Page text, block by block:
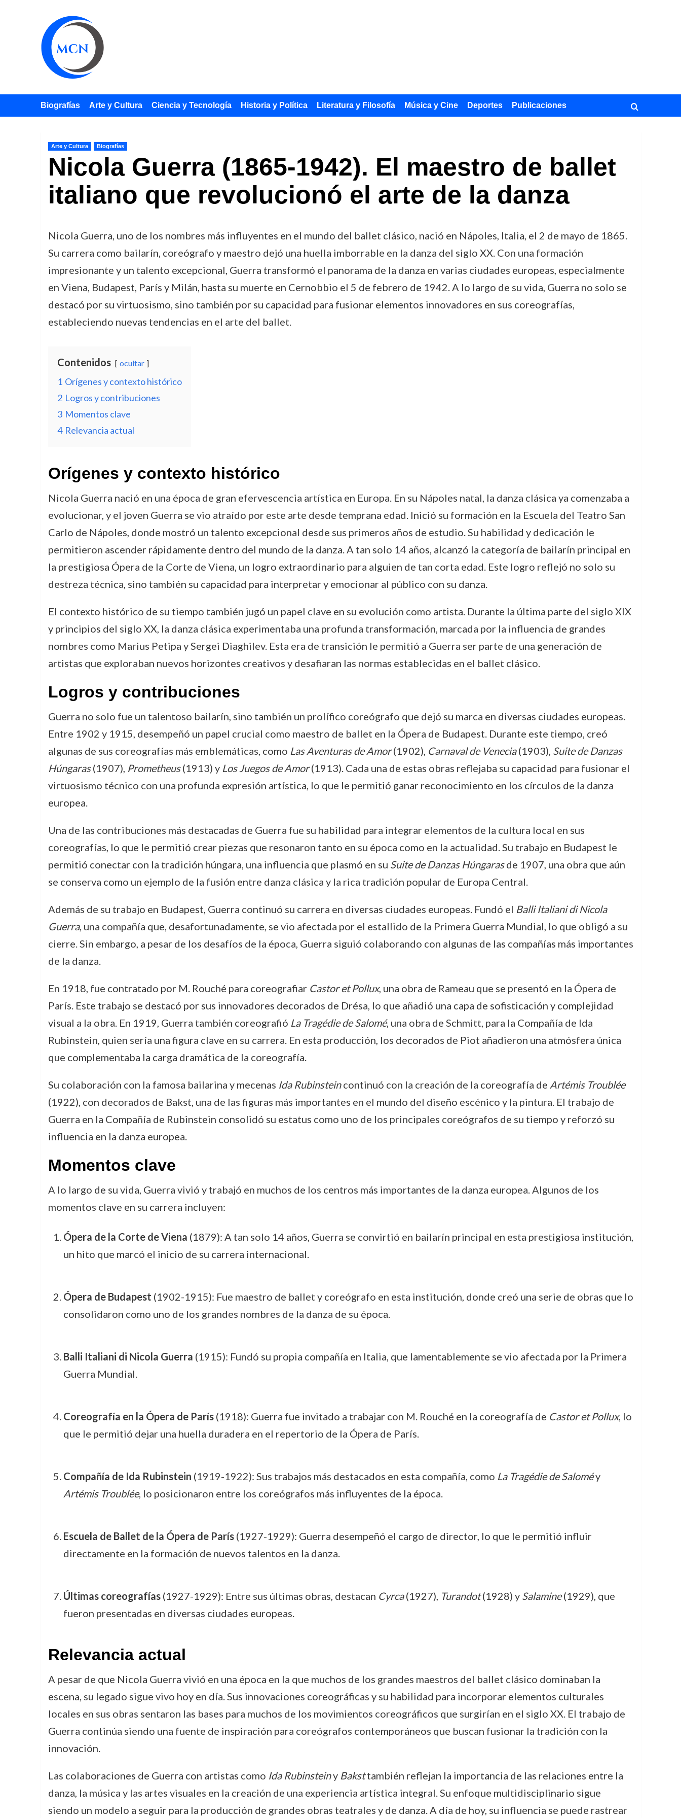
Biografías Arte y Cultura Ciencia y Tecnología Historia y Política Literatura y Filosofía Música y Cine Deportes Publicaciones
Arte y Cultura Biografías
Nicola Guerra (1865-1942). El maestro de ballet
italiano que revolucionó el arte de la danza
Nicola Guerra, uno de los nombres más influyentes en el mundo del ballet clásico, nació en Nápoles, Italia, el 2 de mayo de 1865.
Su carrera como bailarín, coreógrafo y maestro dejó una huella imborrable en la danza del siglo XX. Con una formación
impresionante y un talento excepcional, Guerra transformó el panorama de la danza en varias ciudades europeas, especialmente
en Viena, Budapest, París y Milán, hasta su muerte en Cernobbio el 5 de febrero de 1942. A lo largo de su vida, Guerra no solo se
destacó por su virtuosismo, sino también por su capacidad para fusionar elementos innovadores en sus coreografías,
estableciendo nuevas tendencias en el arte del ballet.
Contenidos ocultar
1 Orígenes y contexto histórico
2 Logros y contribuciones
3 Momentos clave
4 Relevancia actual
Orígenes y contexto histórico
Nicola Guerra nació en una época de gran efervescencia artística en Europa. En su Nápoles natal, la danza clásica ya comenzaba a
evolucionar, y el joven Guerra se vio atraído por este arte desde temprana edad. Inició su formación en la Escuela del Teatro San
Carlo de Nápoles, donde mostró un talento excepcional desde sus primeros años de estudio. Su habilidad y dedicación le
permitieron ascender rápidamente dentro del mundo de la danza. A tan solo 14 años, alcanzó la categoría de bailarín principal en
la prestigiosa Ópera de la Corte de Viena, un logro extraordinario para alguien de tan corta edad. Este logro reflejó no solo su
destreza técnica, sino también su capacidad para interpretar y emocionar al público con su danza.
El contexto histórico de su tiempo también jugó un papel clave en su evolución como artista. Durante la última parte del siglo XIX
y principios del siglo XX, la danza clásica experimentaba una profunda transformación, marcada por la influencia de grandes
nombres como Marius Petipa y Sergei Diaghilev. Esta era de transición le permitió a Guerra ser parte de una generación de
artistas que exploraban nuevos horizontes creativos y desafiaran las normas establecidas en el ballet clásico.
Logros y contribuciones
Guerra no solo fue un talentoso bailarín, sino también un prolífico coreógrafo que dejó su marca en diversas ciudades europeas.
Entre 1902 y 1915, desempeñó un papel crucial como maestro de ballet en la Ópera de Budapest. Durante este tiempo, creó
algunas de sus coreografías más emblemáticas, como Las Aventuras de Amor(1902), Carnaval de Venecia(1903), Suite de Danzas
Húngaras(1907), Prometheus(1913) y Los Juegos de Amor(1913). Cada una de estas obras reflejaba su capacidad para fusionar el
virtuosismo técnico con una profunda expresión artística, lo que le permitió ganar reconocimiento en los círculos de la danza
europea.
Una de las contribuciones más destacadas de Guerra fue su habilidad para integrar elementos de la cultura local en sus
coreografías, lo que le permitió crear piezas que resonaron tanto en su época como en la actualidad. Su trabajo en Budapest le
permitió conectar con la tradición húngara, una influencia que plasmó en su Suite de Danzas Húngarasde 1907, una obra que aún
se conserva como un ejemplo de la fusión entre danza clásica y la rica tradición popular de Europa Central.
Además de su trabajo en Budapest, Guerra continuó su carrera en diversas ciudades europeas. Fundó el Balli Italiani di Nicola
Guerra, una compañía que, desafortunadamente, se vio afectada por el estallido de la Primera Guerra Mundial, lo que obligó a su
cierre. Sin embargo, a pesar de los desafíos de la época, Guerra siguió colaborando con algunas de las compañías más importantes
de la danza.
En 1918, fue contratado por M. Rouché para coreografiar Castor et Pollux, una obra de Rameau que se presentó en la Ópera de
París. Este trabajo se destacó por sus innovadores decorados de Drésa, lo que añadió una capa de sofisticación y complejidad
visual a la obra. En 1919, Guerra también coreografió La Tragédie de Salomé, una obra de Schmitt, para la Compañía de Ida
Rubinstein, quien sería una figura clave en su carrera. En esta producción, los decorados de Piot añadieron una atmósfera única
que complementaba la carga dramática de la coreografía.
Su colaboración con la famosa bailarina y mecenas Ida Rubinsteincontinuó con la creación de la coreografía de Artémis Troublée
(1922), con decorados de Bakst, una de las figuras más importantes en el mundo del diseño escénico y la pintura. El trabajo de
Guerra en la Compañía de Rubinstein consolidó su estatus como uno de los principales coreógrafos de su tiempo y reforzó su
influencia en la danza europea.
Momentos clave
A lo largo de su vida, Guerra vivió y trabajó en muchos de los centros más importantes de la danza europea. Algunos de los
momentos clave en su carrera incluyen:
Ópera de la Corte de Viena (1879): A tan solo 14 años, Guerra se convirtió en bailarín principal en esta prestigiosa institución,
un hito que marcó el inicio de su carrera internacional.
Ópera de Budapest (1902-1915): Fue maestro de ballet y coreógrafo en esta institución, donde creó una serie de obras que lo
consolidaron como uno de los grandes nombres de la danza de su época.
Balli Italiani di Nicola Guerra (1915): Fundó su propia compañía en Italia, que lamentablemente se vio afectada por la Primera
Guerra Mundial.
Coreografía en la Ópera de París(1918): Guerra fue invitado a trabajar con M. Rouché en la coreografía de Castor et Pollux, lo
que le permitió dejar una huella duradera en el repertorio de la Ópera de París.
Compañía de Ida Rubinstein (1919-1922): Sus trabajos más destacados en esta compañía, como La Tragédie de Saloméy
Artémis Troublée, lo posicionaron entre los coreógrafos más influyentes de la época.
Escuela de Ballet de la Ópera de París(1927-1929): Guerra desempeñó el cargo de director, lo que le permitió influir
directamente en la formación de nuevos talentos en la danza.
Últimas coreografías(1927-1929): Entre sus últimas obras, destacan Cyrca(1927), Turandot(1928) y Salamine(1929), que
fueron presentadas en diversas ciudades europeas.
Relevancia actual
A pesar de que Nicola Guerra vivió en una época en la que muchos de los grandes maestros del ballet clásico dominaban la
escena, su legado sigue vivo hoy en día. Sus innovaciones coreográficas y su habilidad para incorporar elementos culturales
locales en sus obras sentaron las bases para muchos de los movimientos coreográficos que surgirían en el siglo XX. El trabajo de
Guerra continúa siendo una fuente de inspiración para coreógrafos contemporáneos que buscan fusionar la tradición con la
innovación.
Las colaboraciones de Guerra con artistas como Ida Rubinsteiny Baksttambién reflejan la importancia de las relaciones entre la
danza, la música y las artes visuales en la creación de una experiencia artística integral. Su enfoque multidisciplinario sigue
siendo un modelo a seguir para la producción de grandes obras teatrales y de danza. A día de hoy, su influencia se puede rastrear